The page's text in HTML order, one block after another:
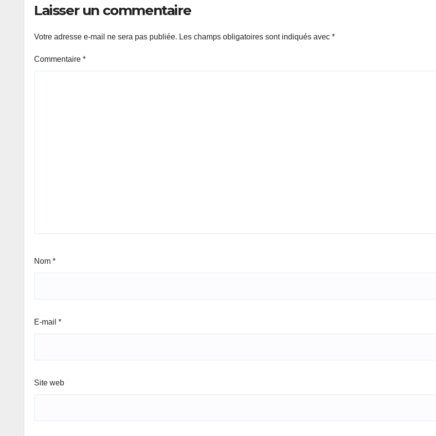
Laisser un commentaire
Votre adresse e-mail ne sera pas publiée. Les champs obligatoires sont indiqués avec *
Commentaire *
Nom *
E-mail *
Site web